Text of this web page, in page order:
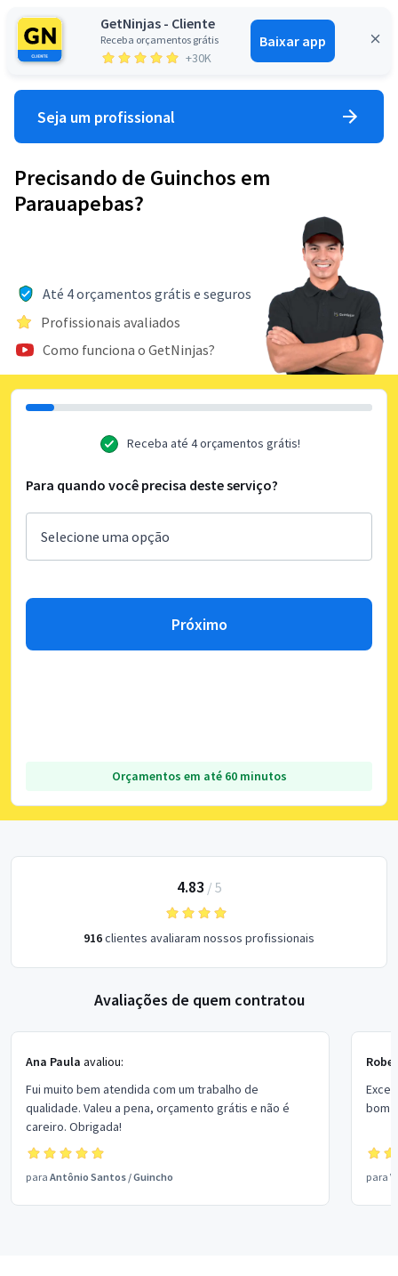
GetNinjas - Cliente
Receba orçamentos grátis
+30K
Baixar app
Entrar
Seja um profissional
Precisando de Guinchos em
Parauapebas?
Até 4 orçamentos grátis e seguros
Profissionais avaliados
Como funciona o GetNinjas?
Receba até 4 orçamentos grátis!
Para quando você precisa deste serviço?
Próximo
Orçamentos em até 60 minutos
4.83 / 5
916clientes avaliaram nossos profissionais
Avaliações de quem contratou
Ana Paula avaliou:
Fui muito bem atendida com um trabalho de
qualidade. Valeu a pena, orçamento grátis e não é
careiro. Obrigada!
para Antônio Santos /Guincho
bom
para